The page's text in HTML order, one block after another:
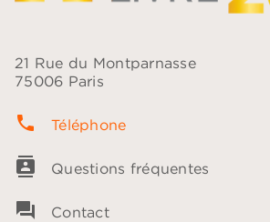
21 Rue du Montparnasse
75006 Paris
phone Téléphone
contacts Questions fréquentes
question_answer Contact